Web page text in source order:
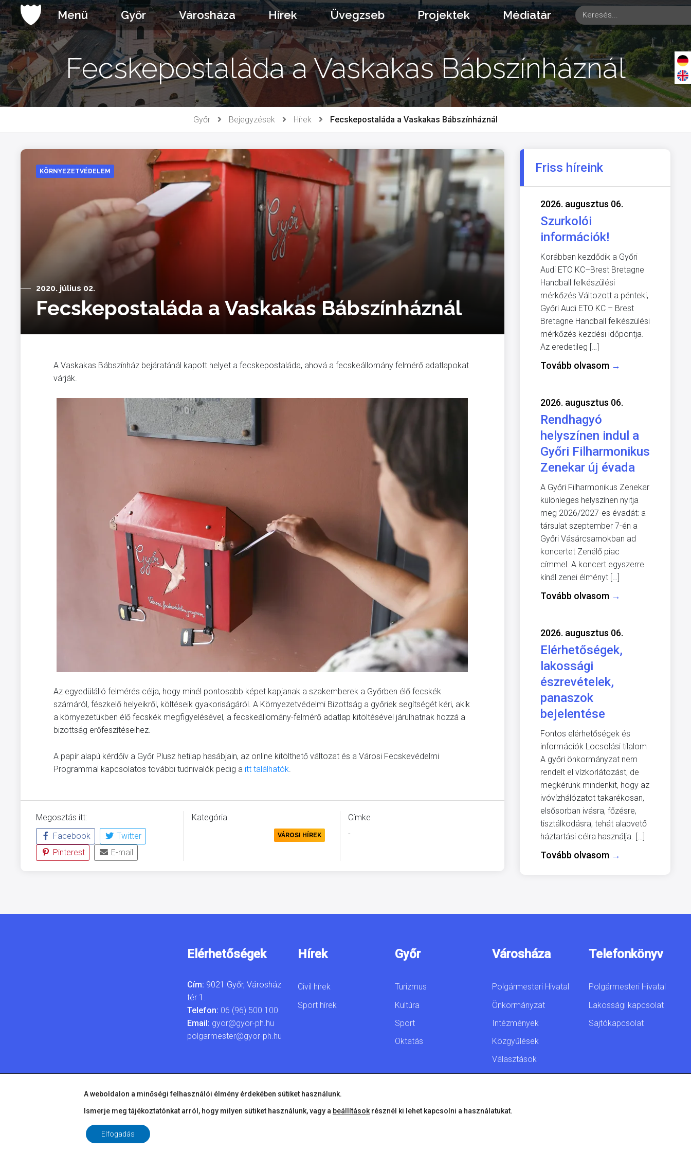
Ugrás
a
tartalomhoz
Menü Győr Városháza Hírek Üvegzseb Projektek Médiatár
Fecskepostaláda a Vaskakas Bábszínháznál
Győr Bejegyzések Hírek Fecskepostaláda a Vaskakas Bábszínháznál
KÖRNYEZETVÉDELEM
2020. július 02.
Fecskepostaláda a Vaskakas Bábszínháznál
A Vaskakas Bábszínház bejáratánál kapott helyet a fecskepostaláda, ahová a fecskeállomány felmérő adatlapokat
várják.
Az egyedülálló felmérés célja, hogy minél pontosabb képet kapjanak a szakemberek a Győrben élő fecskék
számáról, fészkelő helyeikről, költéseik gyakoriságáról. A Környezetvédelmi Bizottság a győriek segítségét kéri, akik
a környezetükben élő fecskék megfigyelésével, a fecskeállomány-felmérő adatlap kitöltésével járulhatnak hozzá a
bizottság erőfeszítéseihez.
A papír alapú kérdőív a Győr Plusz hetilap hasábjain, az online kitölthető változat és a Városi Fecskevédelmi
Programmal kapcsolatos további tudnivalók pedig a itt találhatók
Megosztás itt:
Facebook
Twitter
Pinterest
E-mail
Kategória
VÁROSI HÍREK
Címke
-
Friss híreink
2026. augusztus 06.
Szurkolói
információk!
Korábban kezdődik a Győri
Audi ETO KC–Brest Bretagne
Handball felkészülési
mérkőzés Változott a pénteki,
Győri Audi ETO KC – Brest
Bretagne Handball felkészülési
mérkőzés kezdési időpontja.
Az eredetileg […]
Tovább olvasom →
2026. augusztus 06.
Rendhagyó
helyszínen indul a
Győri Filharmonikus
Zenekar új évada
A Győri Filharmonikus Zenekar
különleges helyszínen nyitja
meg 2026/2027-es évadát: a
társulat szeptember 7-én a
Győri Vásárcsarnokban ad
koncertet Zenélő piac
címmel. A koncert egyszerre
kínál zenei élményt […]
Tovább olvasom →
2026. augusztus 06.
Elérhetőségek,
lakossági
észrevételek,
panaszok
bejelentése
Fontos elérhetőségek és
információk Locsolási tilalom
A győri önkormányzat nem
rendelt el vízkorlátozást, de
megkérünk mindenkit, hogy az
ivóvízhálózatot takarékosan,
elsősorban ivásra, főzésre,
tisztálkodásra, tehát alapvető
háztartási célra használja. […]
Tovább olvasom →
Elérhetőségek
Cím: 9021 Győr, Városház
tér 1.
Telefon: 06 (96) 500 100
Email: gyor@gyor-ph.hu
polgarmester@gyor-ph.hu
Hírek
Civil hírek
Sport hírek
Győr
Turizmus
Kultúra
Sport
Oktatás
Városháza
Polgármesteri Hivatal
Önkormányzat
Intézmények
Közgyűlések
Választások
Telefonkönyv
Polgármesteri Hivatal
Lakossági kapcsolat
Sajtókapcsolat
A weboldalon a minőségi felhasználói élmény érdekében sütiket használunk.
Ismerje meg tájékoztatónkat arról, hogy milyen sütiket használunk, vagy a beállítások résznél ki lehet kapcsolni a használatukat.
Elfogadás